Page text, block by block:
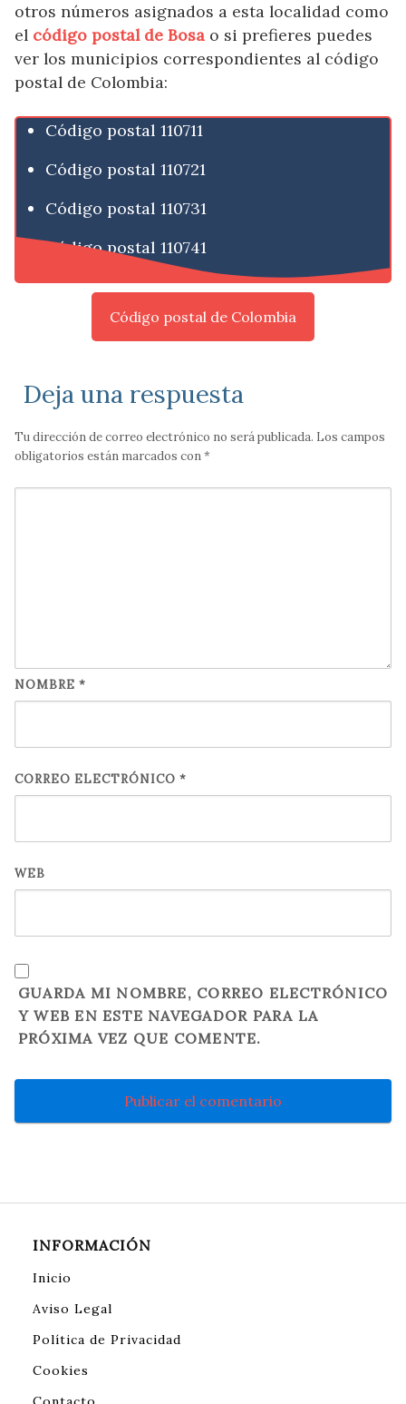
otros números asignados a esta localidad como
el código postal de Bosa o si prefieres puedes
ver los municipios correspondientes al código
postal de Colombia:
Código postal 110711
Código postal 110721
Código postal 110731
Código postal 110741
Código postal de Colombia
Deja una respuesta
Tu dirección de correo electrónico no será publicada. Los campos
obligatorios están marcados con*
NOMBRE *
CORREO ELECTRÓNICO *
WEB
GUARDA MI NOMBRE, CORREO ELECTRÓNICO
Y WEB EN ESTE NAVEGADOR PARA LA
PRÓXIMA VEZ QUE COMENTE.
INFORMACIÓN
Inicio
Aviso Legal
Política de Privacidad
Cookies